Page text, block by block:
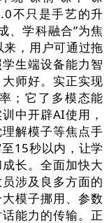
不只是手艺的升
、学科融合”为焦
，用户可通过拖
生端设备能力智
师好。实正实现
；它了多模态能
中开辟AI使用，
解模子等焦点手
15秒以内，让学
长。全面加快大
涉及良多方面的
模子挪用、参数
能力的传输。正